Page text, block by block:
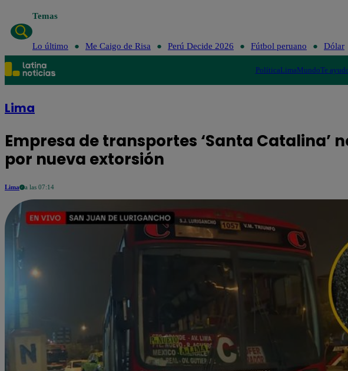
Temas
Lo último Me Caigo de Risa Perú Decide 2026 Fútbol peruano Dólar
PolíticaLimaMundoTe
Lima
Empresa de transportes ‘Santa Catalina’
por nueva extorsión
Lima a las 07:14